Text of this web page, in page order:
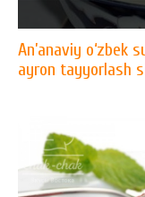
An’anaviy o‘zbek
ayron tayyorlash